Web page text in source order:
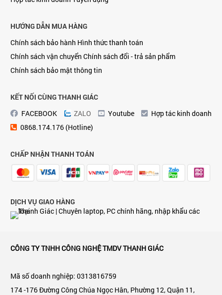
HƯỚNG DẪN MUA HÀNG
Chính sách bảo hành Hình thức thanh toán
Chính sách vận chuyển Chính sách đổi - trả sản phẩm
Chính sách bảo mật thông tin
KẾT NỐI CÙNG THANH GIÁC
FACEBOOK
ZALO Youtube
Hợp tác kinh doanh
0868.174.176 (Hotline)
CHẤP NHẬN THANH TOÁN
DỊCH VỤ GIAO HÀNG
CÔNG TY TNHH CÔNG NGHỆ TMDV THANH GIÁC
Mã số doanh nghiệp: 0313816759
174 -176 Đường Công Chúa Ngọc Hân, Phường 12, Quận 11,